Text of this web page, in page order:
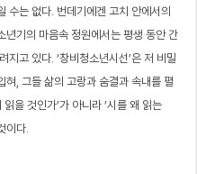
수는 없다. 번데기에겐 고치 안에서의
년기의 마음속 정원에서는 평생 동안 간
고 있다. ‘창비청소년시선’은 저 비밀
, 그들 삶의 고랑과 숨결과 속내를 펼
을 것인가’가 아니라 ‘시를 왜 읽는
이다.